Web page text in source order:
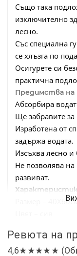
Също така
изключително
лесно.
Със специална
се хлъзга по
Осигурете си
практична
Предимства на
Абсорбира
Ще забравите
Изработена от
задържа водата.
Изсъхва лесно и
Не позволява на
развиват.
Размер –
гъба, Гума
Ревюта на
4,6★★★★★